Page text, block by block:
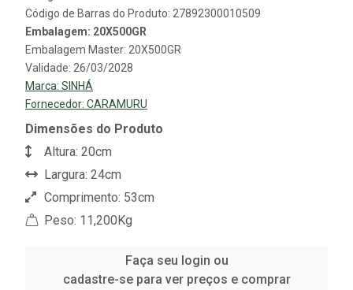
Código de Barras do Produto: 27892300010509
Embalagem: 20X500GR
Embalagem Master: 20X500GR
Validade: 26/03/2028
Marca: SINHÁ
Fornecedor: CARAMURU
Dimensões do Produto
Altura: 20cm
Largura: 24cm
Comprimento: 53cm
Peso: 11,200Kg
Faça seu login ou
cadastre-se para ver preços e comprar